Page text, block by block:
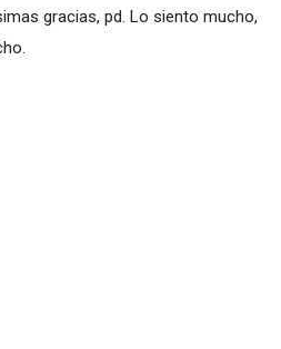
gracias, pd. Lo siento mucho,